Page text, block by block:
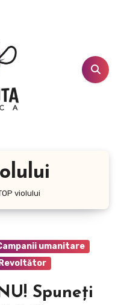
violului
umanitare
Revoltător
Spuneţi